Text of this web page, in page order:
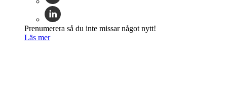
Prenumerera så du inte missar något nytt!
Läs mer